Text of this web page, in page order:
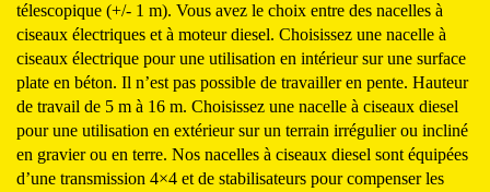
télescopique (+/- 1 m). Vous avez le choix entre des nacelles à
ciseaux électriques et à moteur diesel. Choisissez une nacelle à
ciseaux électrique pour une utilisation en intérieur sur une surface
plate en béton. Il n’est pas possible de travailler en pente. Hauteur
de travail de 5 m à 16 m. Choisissez une nacelle à ciseaux diesel
pour une utilisation en extérieur sur un terrain irrégulier ou incliné
en gravier ou en terre. Nos nacelles à ciseaux diesel sont équipées
d’une transmission 4×4 et de stabilisateurs pour compenser les